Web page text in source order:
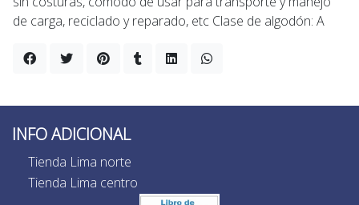
de carga, reciclado y reparado, etc Clase de algodón: A
INFO ADICIONAL
Tienda Lima norte
Tienda Lima centro